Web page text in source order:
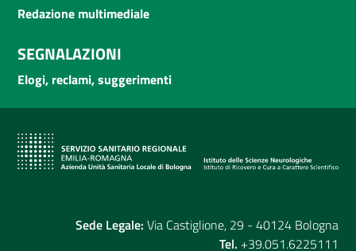
Redazione multimediale
SEGNALAZIONI
Elogi, reclami, suggerimenti
Sede Legale: Via Castiglione, 29 - 40124 Bologna
Tel. +39.051.6225111